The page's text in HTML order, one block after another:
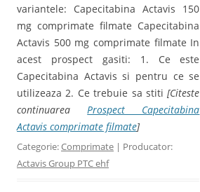
variantele: Capecitabina Actavis 150
mg comprimate filmate Capecitabina
Actavis 500 mg comprimate filmate In
acest prospect gasiti: 1. Ce este
Capecitabina Actavis si pentru ce se
utilizeaza 2. Ce trebuie sa stiti[Citeste
continuareaProspect Capecitabina
Actavis comprimate filmate]
Categorie:Comprimate | Producator:
Actavis Group PTC ehf